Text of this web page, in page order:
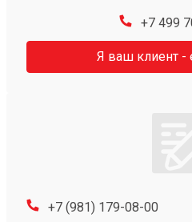
+7 499
Я ваш клиент -
+7 (981) 179-08-00